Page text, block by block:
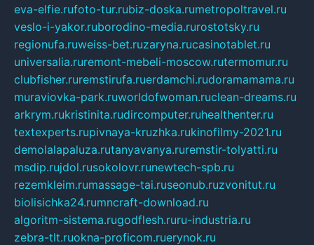
eva-elfie.rufoto-tur.rubiz-doska.rumetropoltravel.ru
veslo-i-yakor.ruborodino-media.rurostotsky.ru
regionufa.ruweiss-bet.ruzaryna.rucasinotablet.ru
universalia.ruremont-mebeli-moscow.rutermomur.ru
clubfisher.ruremstirufa.ruerdamchi.rudoramamama.ru
muraviovka-park.ruworldofwoman.ruclean-dreams.ru
arkrym.rukristinita.rudircomputer.ruhealthenter.ru
textexperts.rupivnaya-kruzhka.rukinofilmy-2021.ru
demolalapaluza.rutanyavanya.ruremstir-tolyatti.ru
msdip.rujdol.rusokolovr.runewtech-spb.ru
rezemkleim.rumassage-tai.ruseonub.ruzvonitut.ru
biolisichka24.rumncraft-download.ru
algoritm-sistema.rugodflesh.ruru-industria.ru
zebra-tlt.ruokna-proficom.ruerynok.ru